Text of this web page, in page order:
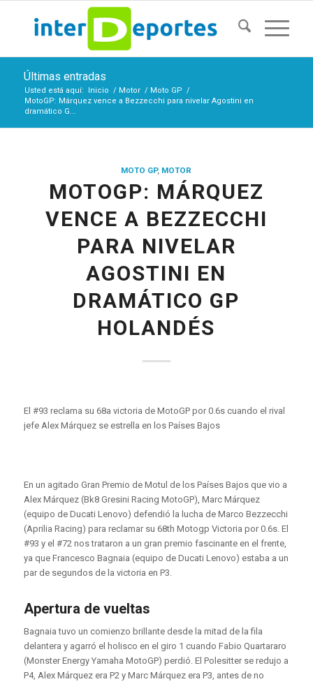
Últimas entradas
Usted está aquí: Inicio / Motor / Moto GP /
MotoGP: Márquez vence a Bezzecchi para nivelar Agostini en
dramático G...
MOTO GP, MOTOR
MOTOGP: MÁRQUEZ
VENCE A BEZZECCHI
PARA NIVELAR
AGOSTINI EN
DRAMÁTICO GP
HOLANDÉS
El #93 reclama su 68a victoria de MotoGP por 0.6s cuando el rival
jefe Alex Márquez se estrella en los Países Bajos
En un agitado Gran Premio de Motul de los Países Bajos que vio a
Alex Márquez (Bk8 Gresini Racing MotoGP), Marc Márquez
(equipo de Ducati Lenovo) defendió la lucha de Marco Bezzecchi
(Aprilia Racing) para reclamar su 68th Motogp Victoria por 0.6s. El
#93 y el #72 nos trataron a un gran premio fascinante en el frente,
ya que Francesco Bagnaia (equipo de Ducati Lenovo) estaba a un
par de segundos de la victoria en P3.
Apertura de vueltas
Bagnaia tuvo un comienzo brillante desde la mitad de la fila
delantera y agarró el holisco en el giro 1 cuando Fabio Quartararo
(Monster Energy Yamaha MotoGP) perdió. El Polesitter se redujo a
P4, Alex Márquez era P2 y Marc Márquez era P3, antes de no